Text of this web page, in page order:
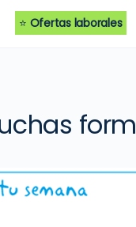
⭐ Ofertas laborales